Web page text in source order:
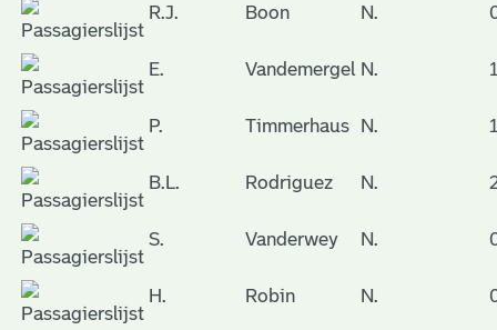
R.J. Boon N.
E. Vandemergel N.
P. Timmerhaus N.
B.L. Rodriguez N.
S. Vanderwey N.
H. Robin N.